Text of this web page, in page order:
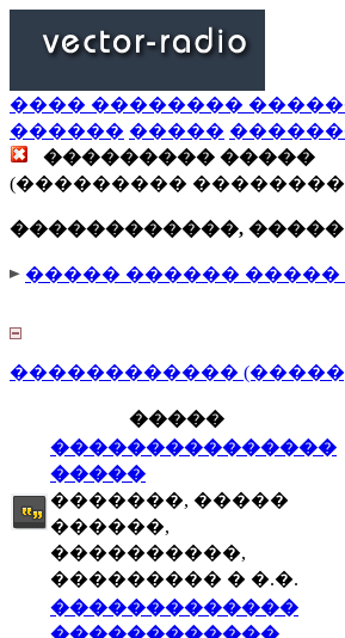
���� ��������
������ �����
��������� �����
(���������
������������, �����
����� ������ �����
������������
�����
���������������
�����
�������, �����
������,
����������,
��������� � �.�.
�������������
������������